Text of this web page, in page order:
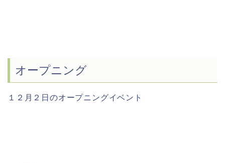
オープニング
１２月２日のオープニングイベント